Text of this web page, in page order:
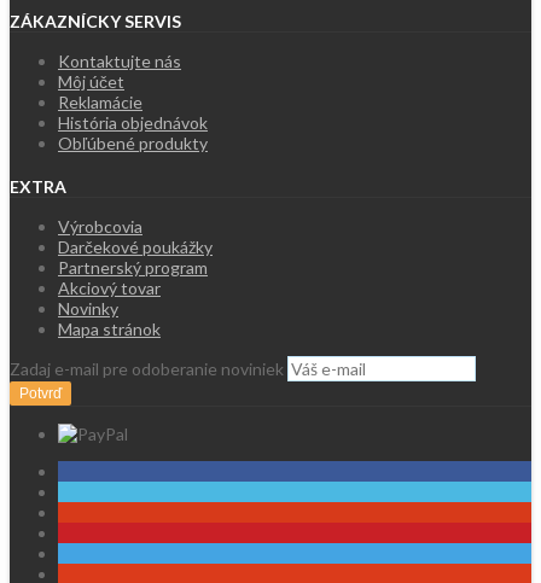
ZÁKAZNÍCKY SERVIS
Kontaktujte nás
Môj účet
Reklamácie
História objednávok
Obľúbené produkty
EXTRA
Výrobcovia
Darčekové poukážky
Partnerský program
Akciový tovar
Novinky
Mapa stránok
Zadaj e-mail pre odoberanie noviniek